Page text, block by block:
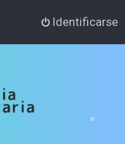
Identificarse